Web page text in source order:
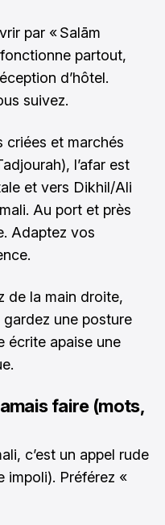
par « Salām
fonctionne partout,
d’hôtel.
suivez.
criées et marchés
l’afar est
et vers Dikhil/Ali
Au port et près
Adaptez vos
de la main droite,
une posture
écrite apaise une
faire (mots,
c’est un appel rude
impoli). Préférez «